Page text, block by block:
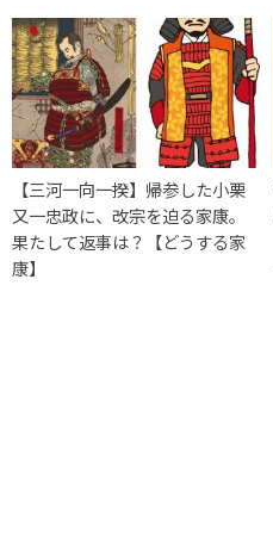
【三河一向一揆】帰参した小栗
又一忠政に、改宗を迫る家康。
果たして返事は？【どうする家
康】